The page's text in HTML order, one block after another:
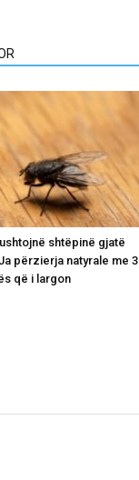
shtëpinë gjatë
përzierja natyrale me 3
që i largon